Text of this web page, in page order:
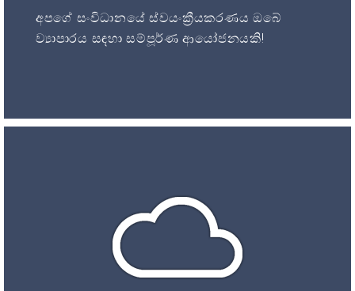
අපගේ සංවිධානයේ ස්වයංක්‍රීයකරණය ඔබේ
ව්‍යාපාරය සඳහා සම්පූර්ණ ආයෝජනයකි!